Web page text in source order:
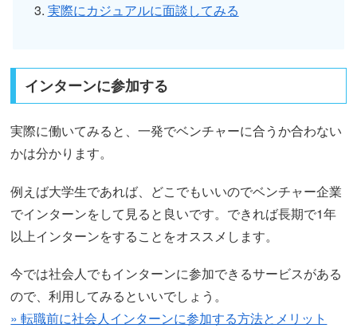
実際にカジュアルに面談してみる
インターンに参加する
実際に働いてみると、一発でベンチャーに合うか合わない
かは分かります。
例えば大学生であれば、どこでもいいのでベンチャー企業
でインターンをして見ると良いです。できれば長期で1年
以上インターンをすることをオススメします。
今では社会人でもインターンに参加できるサービスがある
ので、利用してみるといいでしょう。
» 転職前に社会人インターンに参加する方法とメリット